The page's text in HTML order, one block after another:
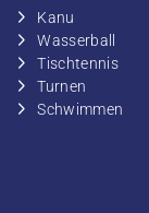
​Kanu
​Wasserball
​Tischtennis
​​Turnen
​​Schwimmen